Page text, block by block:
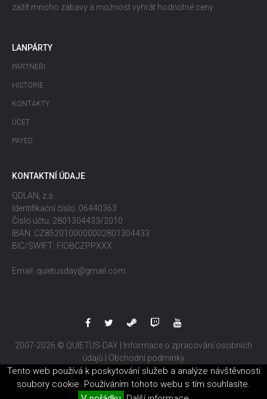
zažít mnoho zábavy a možnost vyhrát hodnotné ceny.
LANPÁRTY
PARTNEŘI
HISTORIE
KONTAKTY
ÚČET
PAYED
KONTAKTNÍ ÚDAJE
QDLAN, z.s.
Identifikační číslo: 06440363
Číslo účtu: 2801304433/2010
IBAN: CZ8520100000002801304433
BIC/SWIFT: FIOBCZPPXXX
Email: quietusday@gmail.com
2007-2026 © QUIETUS-DAY |
Informace o zpracování osobních
údajů
Obchodní podmínky
Tento web používá k poskytování služeb a analýze návštěvnosti
soubory cookie. Používáním tohoto webu s tím souhlasíte.